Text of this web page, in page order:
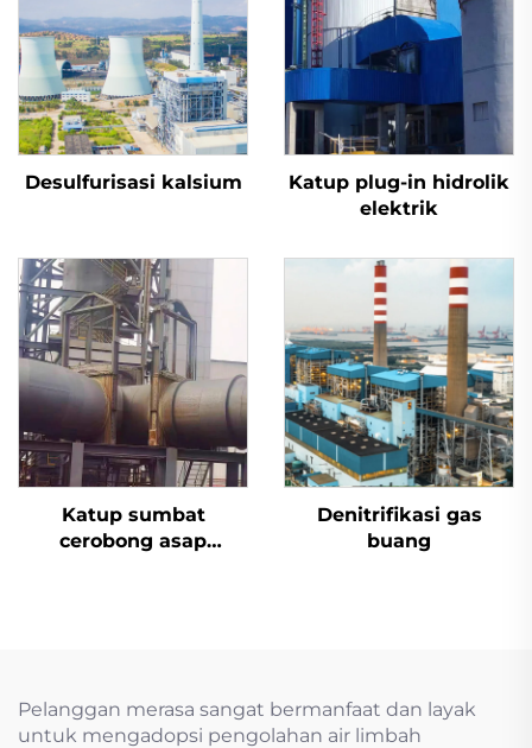
Desulfurisasi kalsium
Katup plug-in hidrolik
elektrik
Katup sumbat
cerobong asap
Denitrifikasi gas
buang
Pelanggan merasa sangat bermanfaat dan layak
untuk mengadopsi pengolahan air limbah